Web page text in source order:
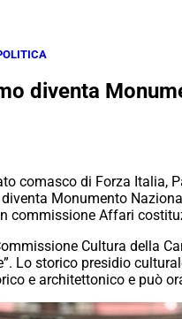
diventa
comasco di Forza
Monumento
commissione Affari
Cultura della
Lo storico presidio
e architettonico e può